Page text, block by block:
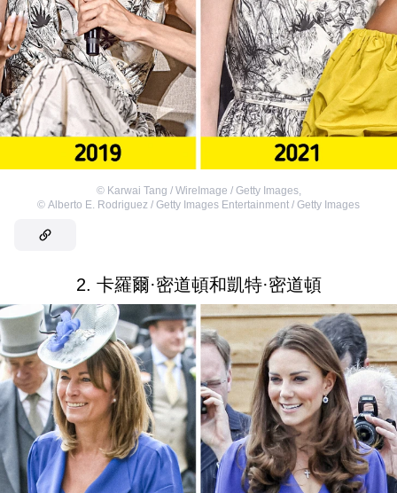
© Karwai Tang / WireImage / Getty Images,
© Alberto E. Rodriguez / Getty Images Entertainment / Getty Images
2. 卡羅爾·密道頓和凱特·密道頓